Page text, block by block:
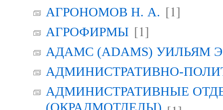
АГРОНОМОВ Н. А. [1]
АГРОФИРМЫ [1]
АДАМС (ADAMS) УИЛЬЯМ
АДМИНИСТРАТИВНО-
АДМИНИСТРАТИВНЫЕ